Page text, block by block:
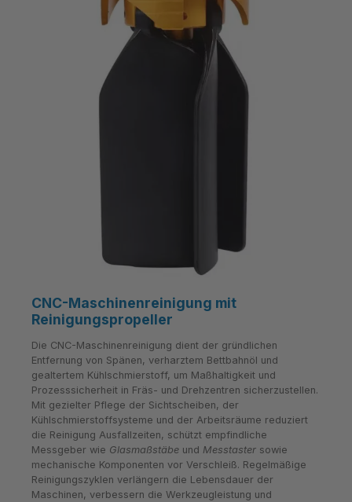
CNC-Maschinenreinigung mit
Reinigungspropeller
Die CNC-Maschinenreinigung dient der gründlichen
Entfernung von Spänen, verharztem Bettbahnöl und
gealtertem Kühlschmierstoff, um Maßhaltigkeit und
Prozesssicherheit in Fräs- und Drehzentren sicherzustellen.
Mit gezielter Pflege der Sichtscheiben, der
Kühlschmierstoffsysteme und der Arbeitsräume reduziert
die Reinigung Ausfallzeiten, schützt empfindliche
Messgeber wie Glasmaßstäbe und Messtaster sowie
mechanische Komponenten vor Verschleiß. Regelmäßige
Reinigungszyklen verlängern die Lebensdauer der
Maschinen, verbessern die Werkzeugleistung und